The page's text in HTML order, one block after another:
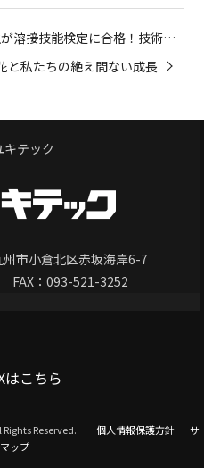
定に合格！技術の研鑽を積み重ねています
と私たちの絶え間ない成長
テック
市小倉北区赤坂海岸6-7
FAX：093-521-3252
はこちら
Reserved. 個人情報保護方針
サ
ップ